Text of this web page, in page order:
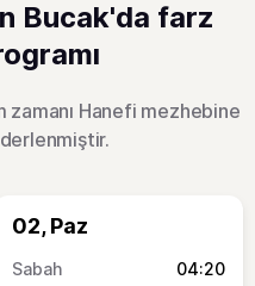
Bucak'da farz
zamanı Hanefi mezhebine
02, Paz
04:20